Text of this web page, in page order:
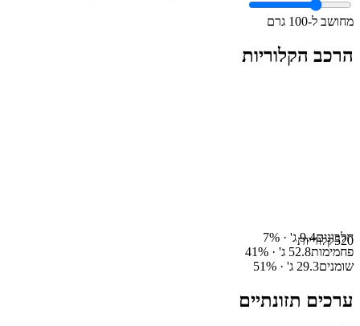
מחושב ל-100 גרם
הרכב הקלוריות
520קלוריותחלבונים9.4ג' · 7%
פחמימות52.8 ג' · 41%
שומנים29.3 ג' · 51%
ערכים תזונתיים